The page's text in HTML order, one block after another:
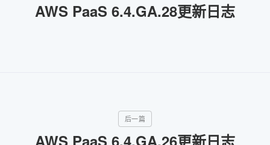
AWS PaaS 6.4.GA.28更新日志
AWS PaaS 6.4.GA.26更新日志